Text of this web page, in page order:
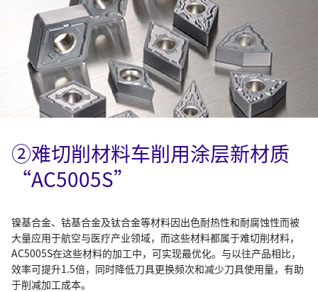
②难切削材料车削用涂层新材质
“AC5005S”
镍基合金、钴基合金及钛合金等材料因出色耐热性和耐腐蚀性而被
大量应用于航空与医疗产业领域，而这些材料都属于难切削材料，
AC5005S在这些材料的加工中，可实现最优化。与以往产品相比，
效率可提升1.5倍，同时降低刀具更换频次和减少刀具使用量，有助
于削减加工成本。